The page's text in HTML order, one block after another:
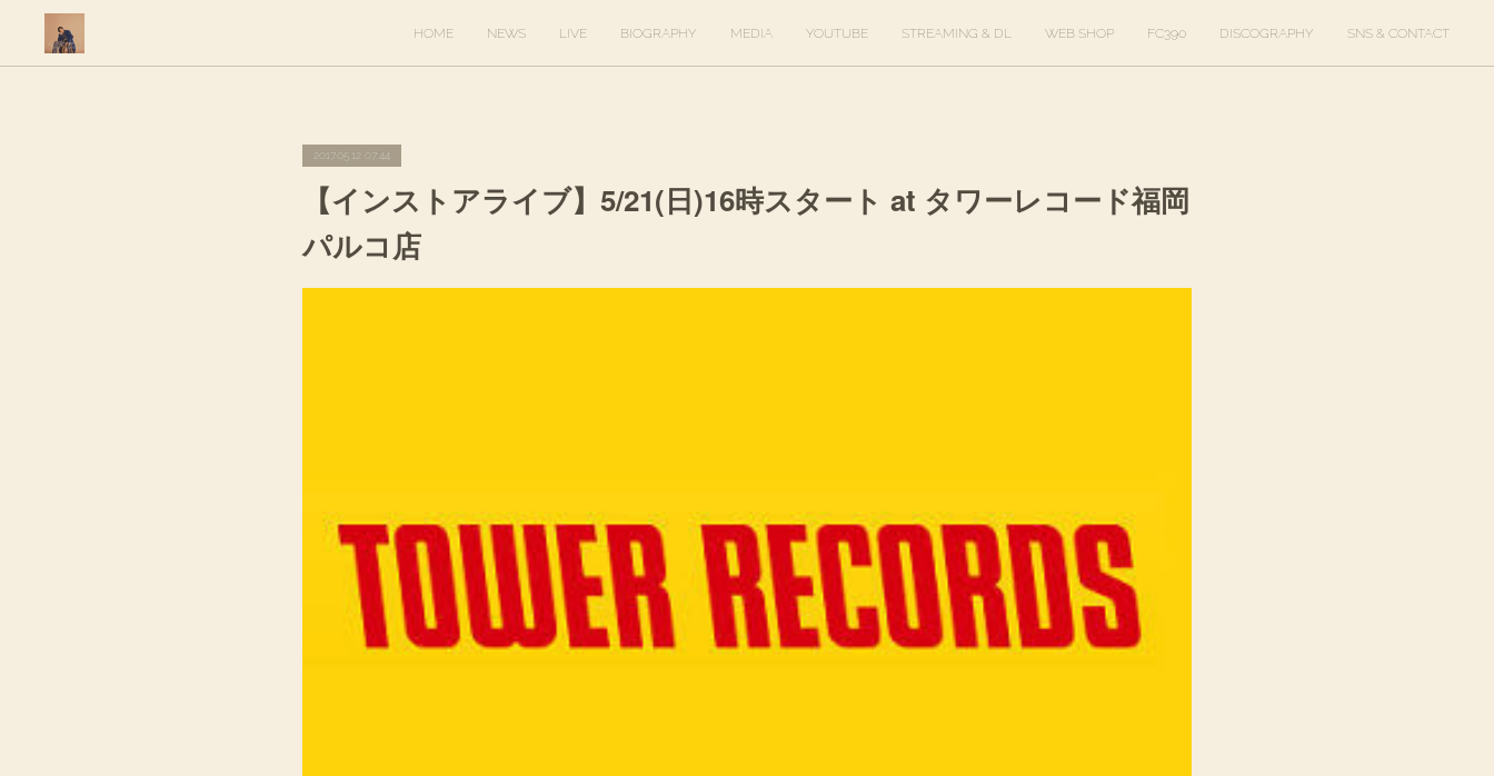
HOME NEWS LIVE BIOGRAPHY MEDIA YOUTUBE STREAMING & DL WEB SHOP FC390 DISCOGRAPHY SNS & CONTACT
2017.05.12 07:44
【インストアライブ】5/21(日)16時スタート at タワーレコード福岡
パルコ店